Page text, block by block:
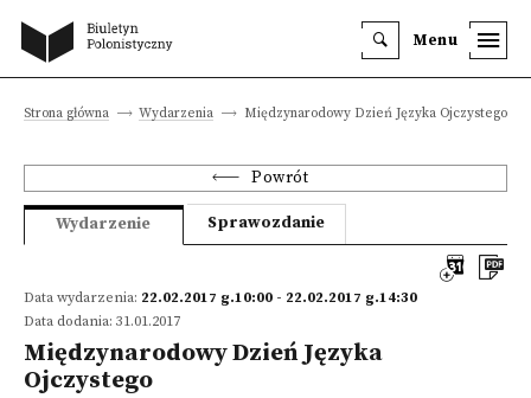
Menu
Strona główna Wydarzenia Międzynarodowy Dzień Języka Ojczystego
Powrót
Wydarzenie Sprawozdanie
Data wydarzenia: 22.02.2017 g.10:00 - 22.02.2017 g.14:30
Data dodania: 31.01.2017
Międzynarodowy Dzień Języka
Ojczystego